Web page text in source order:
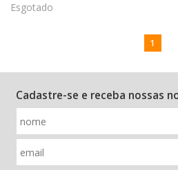
Esgotado
1
Cadastre-se e receba nossas